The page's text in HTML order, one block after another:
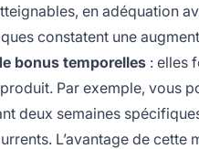
en adéquation
constatent une
bonus temporelles : elles
Par exemple, vous
deux semaines
L’avantage de